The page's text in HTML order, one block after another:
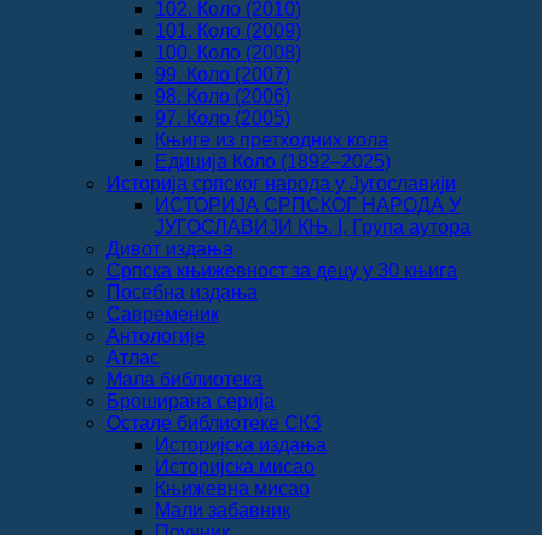
102. Коло (2010)
101. Коло (2009)
100. Коло (2008)
99. Коло (2007)
98. Коло (2006)
97. Коло (2005)
Књиге из претходних кола
Едиција Коло (1892‒2025)
Историја српског народа у Југославији
ИСТОРИЈА СРПСКОГ НАРОДА У
ЈУГОСЛАВИЈИ КЊ. I, Група аутора
Дивот издања
Српска књижевност за децу у 30 књига
Посебна издања
Савременик
Антологије
Атлас
Мала библиотека
Броширана серија
Остале библиотеке СКЗ
Историјска издања
Историјска мисао
Књижевна мисао
Мали забавник